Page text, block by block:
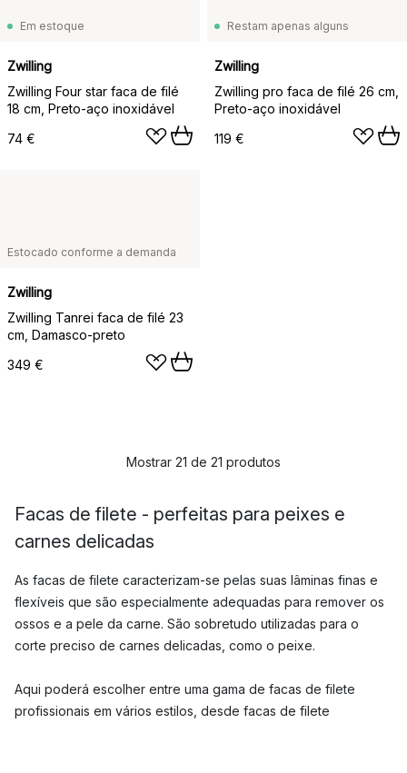
Em estoque
Zwilling
Zwilling Four star faca de filé
18 cm, Preto-aço inoxidável
74 €
Restam apenas alguns
Zwilling
Zwilling pro faca de filé 26 cm,
Preto-aço inoxidável
119 €
Estocado conforme a demanda
Zwilling
Zwilling Tanrei faca de filé 23
cm, Damasco-preto
349 €
Mostrar 21 de 21 produtos
Facas de filete - perfeitas para peixes e
carnes delicadas
As facas de filete caracterizam-se pelas suas lâminas finas e
flexíveis que são especialmente adequadas para remover os
ossos e a pele da carne. São sobretudo utilizadas para o
corte preciso de carnes delicadas, como o peixe.
Aqui poderá escolher entre uma gama de facas de filete
profissionais em vários estilos, desde facas de filete